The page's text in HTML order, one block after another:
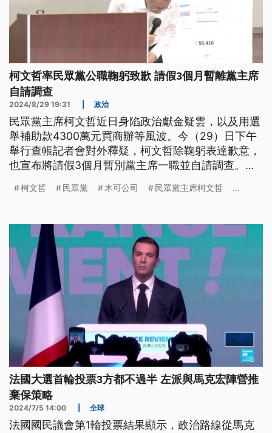
柯文哲率民眾黨公職鞠躬致歉 請假3個月暫離黨主席
自請調查
2024/8/29 19:31 政治
民眾黨主席柯文哲近日身陷政治獻金疑雲，以及用選
舉補助款4300萬元買商辦等風波。今（29）日下午
舉行查帳記者會對外釋疑，柯文哲除鞠躬表達歉意，
也宣布將請假3個月暫別黨主席一職並自請調查。民
雙方對授權金理解有非常大的落差，主張木可應歸還
元購買的商辦是否交付信託，柯文哲則說將交由律師
評估，但強調商辦和租金就是要給民眾黨用的。記者
會最後，柯文哲也率領全體黨公職上台鞠躬致歉，強
調雖然犯了錯，但第三勢力的火苗不會熄滅。
柯文哲 民眾黨 木可公司 民眾黨主席柯文哲 ...
法國大選首輪投票3方都不過半 左派與馬克宏陣營推
棄保策略
2024/7/5 14:00 全球
法國國民議會第1輪投票結果顯示，政治路線從馬克